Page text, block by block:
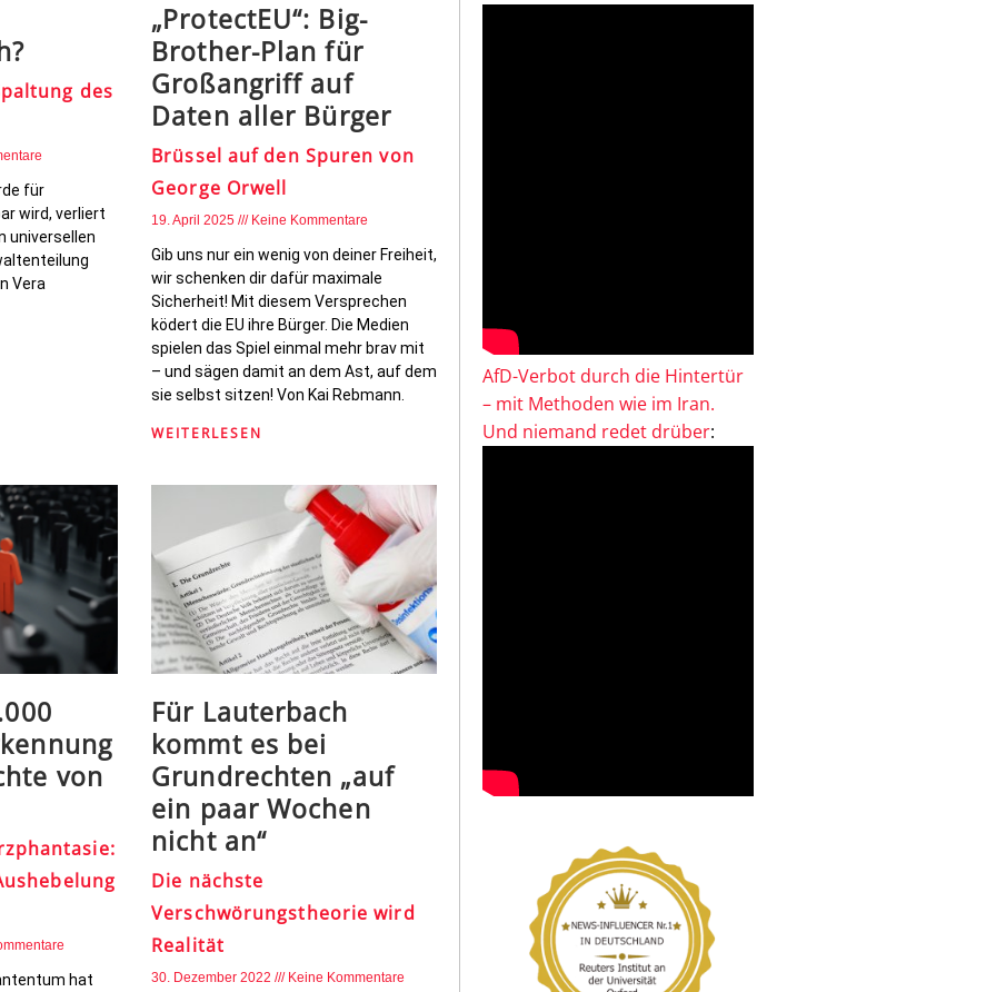
des
für
wird, verliert
universellen
Vera
„ProtectEU“: Big-
Brother-Plan für
Großangriff auf
Daten aller Bürger
Brüssel auf den Spuren von
George Orwell
19. April 2025 Keine Kommentare
Gib uns nur ein wenig von deiner Freiheit,
wir schenken dir dafür maximale
Sicherheit! Mit diesem Versprechen
ködert die EU ihre Bürger. Die Medien
spielen das Spiel einmal mehr brav mit
– und sägen damit an dem Ast, auf dem
sie selbst sitzen! Von Kai Rebmann.
WEITERLESEN
von
hat
Für Lauterbach
kommt es bei
Grundrechten „auf
ein paar Wochen
nicht an“
Die nächste
Verschwörungstheorie wird
Realität
30. Dezember 2022 Keine Kommentare
AfD-Verbot durch die Hintertür
– mit Methoden wie im Iran.
Und niemand redet drüber: